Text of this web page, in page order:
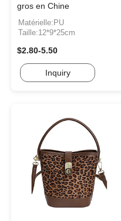
gros en Chine
Matérielle:PU
Taille:12*9*25cm
$2.80-5.50
Inquiry